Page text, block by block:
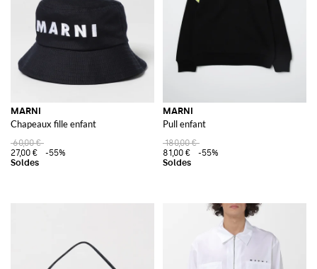
MARNI
Chapeaux fille enfant
60,00 €
27,00 €
-55%
MARNI
Pull enfant
180,00 €
81,00 €
-55%